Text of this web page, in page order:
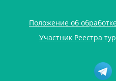
Положение об
Участник Реестра